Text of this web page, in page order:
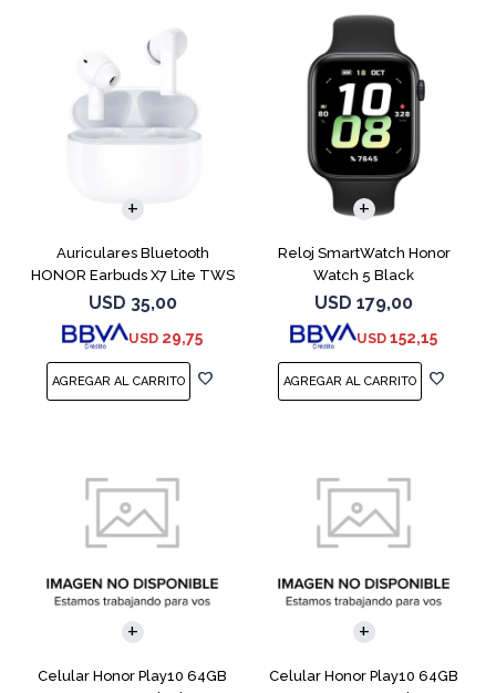
Auriculares Bluetooth
HONOR Earbuds X7 Lite TWS
White
USD 35,00
USD 29,75
Reloj SmartWatch Honor
Watch 5 Black
USD 179,00
USD 152,15
Celular Honor Play10 64GB
COMPARAR
Celular Honor Play10 64GB
COMPARAR